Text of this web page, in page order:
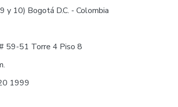
y 10) Bogotá D.C. - Colombia
59-51 Torre 4 Piso 8
1999